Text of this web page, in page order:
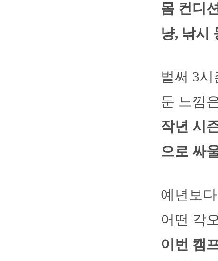
몸 컨디
냥, 낚시
벌써 3
둔 느낌
작년 시
으로 싸
예년보
어떤 각
이번 캠